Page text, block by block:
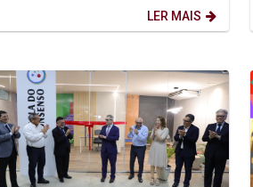
que oferecem alternativas...LER MAIS